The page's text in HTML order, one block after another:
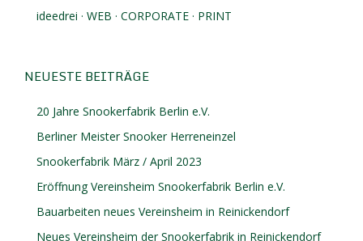
ideedrei · WEB · CORPORATE · PRINT
NEUESTE BEITRÄGE
20 Jahre Snookerfabrik Berlin e.V.
Berliner Meister Snooker Herreneinzel
Snookerfabrik März / April 2023
Eröffnung Vereinsheim Snookerfabrik Berlin e.V.
Bauarbeiten neues Vereinsheim in Reinickendorf
Neues Vereinsheim der Snookerfabrik in Reinickendorf